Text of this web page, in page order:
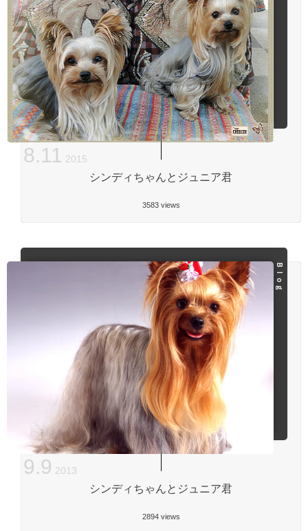
シンディちゃんとジュニア君
3583 views
8.11 2015
Ｂｌｏｇ
シンディちゃんとジュニア君
2894 views
9.9 2013